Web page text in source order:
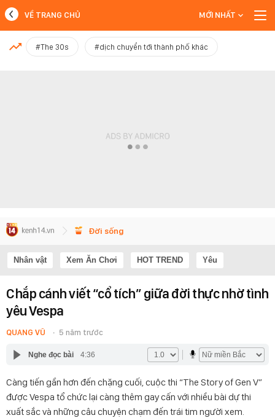
MỚI NHẤT
VỀ TRANG CHỦ MỚI NHẤT
#The 30s #dịch chuyển tới thành phố khác
Đời sống
Nhân vật Xem Ăn Chơi HOT TREND Yêu
Chắp cánh viết “cổ tích” giữa đời thực nhờ tình
yêu Vespa
QUANG VŨ 5 năm trước
Nghe đọc bài 4:36
Càng tiến gần hơn đến chặng cuối, cuộc thi “The Story of Gen V”
được Vespa tổ chức lại càng thêm gay cấn với nhiều bài dự thi
xuất sắc và những câu chuyện chạm đến trái tim người xem.